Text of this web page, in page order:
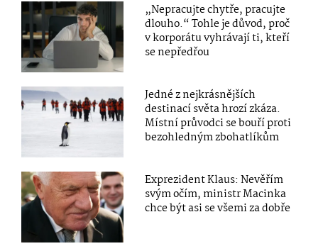
„Nepracujte chytře, pracujte
dlouho.“ Tohle je důvod, proč
v korporátu vyhrávají ti, kteří
se nepředřou
Jedné z nejkrásnějších
destinací světa hrozí zkáza.
Místní průvodci se bouří proti
bezohledným zbohatlíkům
Exprezident Klaus: Nevěřím
svým očím, ministr Macinka
chce být asi se všemi za dobře